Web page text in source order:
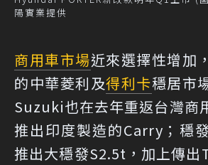
陽實業提供
商用車市場近來選擇性增加
的中華菱利及得利卡穩居市
Suzuki也在去年重返台灣商
推出印度製造的Carry；穩
推出大穩發S2.5t，加上傳出